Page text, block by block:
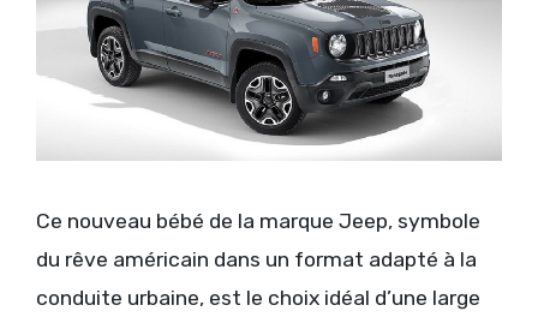
Ce nouveau bébé de la marque Jeep, symbole
du rêve américain dans un format adapté à la
conduite urbaine, est le choix idéal d’une large